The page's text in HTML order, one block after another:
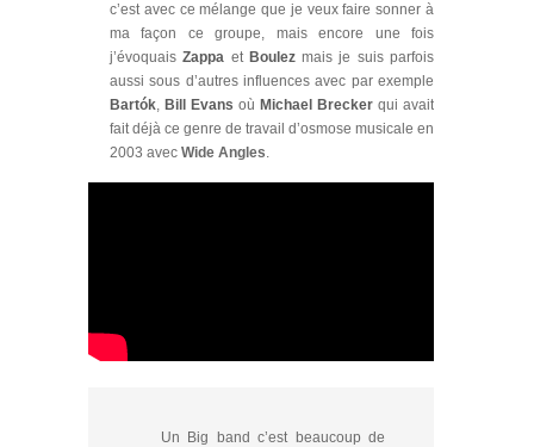
c’est avec ce mélange que je veux faire sonner à
ma façon ce groupe, mais encore une fois
j’évoquaisZappa et Boulezmais je suis parfois
aussi sous d’autres influences avec par exemple
Bartók, Bill Evans où Michael Brecker qui avait
fait déjà ce genre de travail d’osmose musicale en
2003 avec Wide Angles.
Un Big band c’est beaucoup de